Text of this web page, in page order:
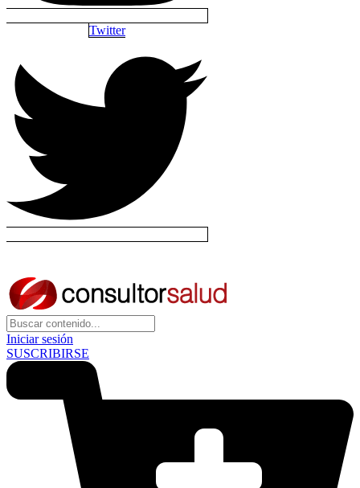
Twitter
Iniciar sesión
SUSCRIBIRSE